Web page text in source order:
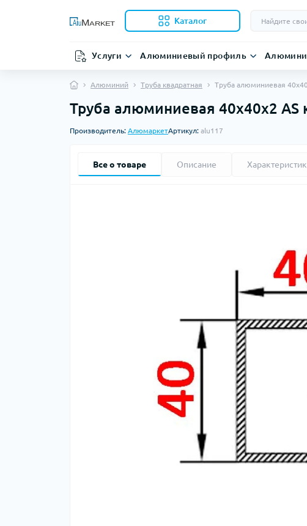
Каталог
Услуги Алюминиевый профиль
Алюминий Труба квадратная Труба алюминиевая
Труба алюминиевая 40х40х2 AS
Производитель: АлюмаркетАртикул: alu117
Все о товаре Описание